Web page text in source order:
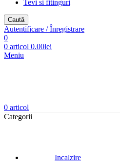
Tevi si fitinguri
Caută
Autentificare / Înregistrare
0
0 articol 0.00lei
Meniu
0 articol
Categorii
Incalzire